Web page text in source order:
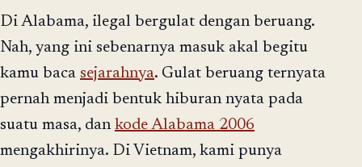
Di Alabama, ilegal bergulat dengan beruang.
Nah, yang ini sebenarnya masuk akal begitu
kamu baca sejarahnya. Gulat beruang ternyata
pernah menjadi bentuk hiburan nyata pada
suatu masa, dan kode Alabama 2006
mengakhirinya. Di Vietnam, kami punya